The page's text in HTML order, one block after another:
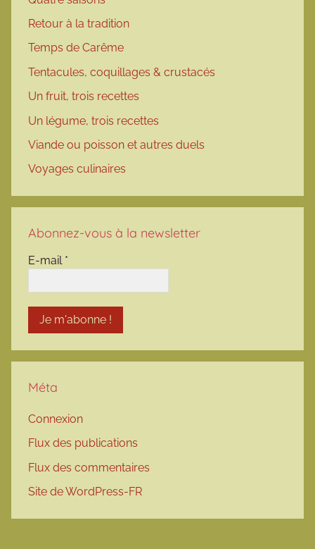
Retour à la tradition
Temps de Carême
Tentacules, coquillages & crustacés
Un fruit, trois recettes
Un légume, trois recettes
Viande ou poisson et autres duels
Voyages culinaires
Abonnez-vous à la newsletter
E-mail *
Méta
Connexion
Flux des publications
Flux des commentaires
Site de WordPress-FR